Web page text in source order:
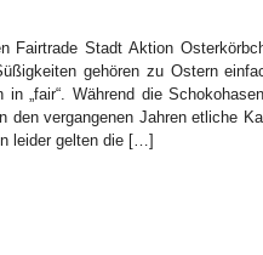
Fairtrade Stadt Aktion
gehören zu Ostern
in „fair“. Während die
den vergangenen Jahren etliche
leider gelten die […]